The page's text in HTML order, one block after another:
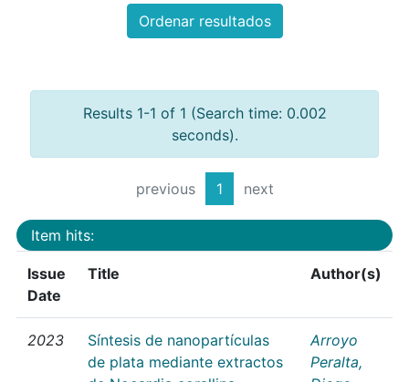
Ordenar resultados
Results 1-1 of 1 (Search time: 0.002
seconds).
previous 1 next
Item hits:
Issue
Date
Title Author(s)
2023
Síntesis de nanopartículas
de plata mediante extractos
Arroyo
Peralta,